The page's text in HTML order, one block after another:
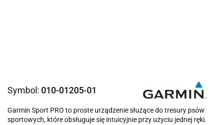
Symbol: 010-01205-01
Garmin Sport PRO to proste urządzenie służące do tresury psów
sportowych, które obsługuje się intuicyjnie przy użyciu jednej ręki.